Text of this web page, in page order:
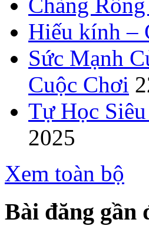
Chàng
Hiếu kính –
Sức Mạnh
Cuộc Chơi
Tự Học
2025
Xem toàn bộ
Bài đăng gần